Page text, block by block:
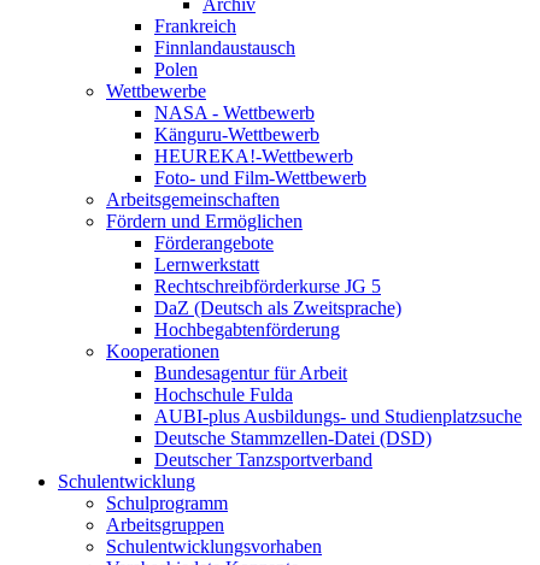
Archiv
Frankreich
Finnlandaustausch
Polen
Wettbewerbe
NASA - Wettbewerb
Känguru-Wettbewerb
HEUREKA!-Wettbewerb
Foto- und Film-Wettbewerb
Arbeitsgemeinschaften
Fördern und Ermöglichen
Förderangebote
Lernwerkstatt
Rechtschreibförderkurse JG 5
DaZ (Deutsch als Zweitsprache)
Hochbegabtenförderung
Kooperationen
Bundesagentur für Arbeit
Hochschule Fulda
AUBI-plus Ausbildungs- und Studienplatzsuche
Deutsche Stammzellen-Datei (DSD)
Deutscher Tanzsportverband
Schulentwicklung
Schulprogramm
Arbeitsgruppen
Schulentwicklungsvorhaben